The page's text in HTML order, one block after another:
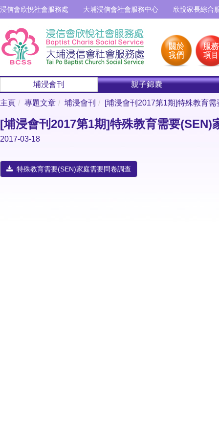
浸信會欣悅社會服務處 大埔浸信會社會服務中心 欣悅家長綜合
埔浸會刊 親子錦囊
主頁 專題文章 埔浸會刊 [埔浸會刊2017第1期]特殊教育
[埔浸會刊2017第1期]特殊教育需要(SEN)
2017-03-18
特殊教育需要(SEN)家庭需要問卷調查